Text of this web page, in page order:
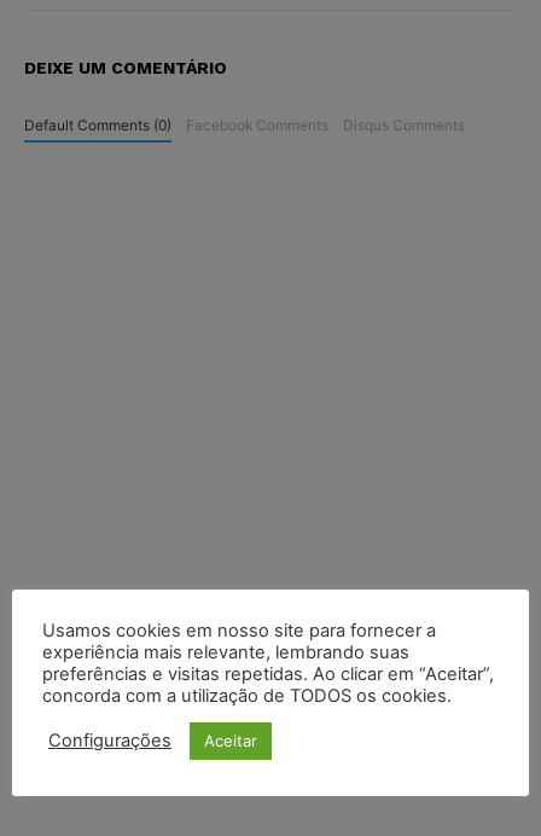
DEIXE UM COMENTÁRIO
Default Comments (0) Facebook Comments Disqus Comments
COMPARTILHE
Usamos cookies em nosso site para fornecer a
experiência mais relevante, lembrando suas
preferências e visitas repetidas. Ao clicar em “Aceitar”,
concorda com a utilização de TODOS os cookies.
Configurações Aceitar